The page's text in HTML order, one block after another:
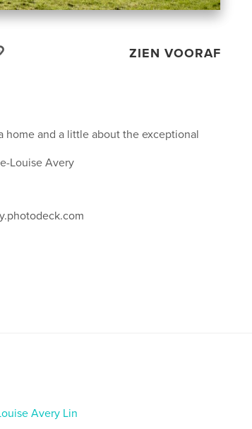
ZIEN VOORAF
home and a little about the exceptional
Louise Avery
Avery Lin